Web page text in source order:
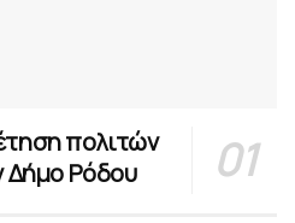
πολιτών
Δήμο Ρόδου